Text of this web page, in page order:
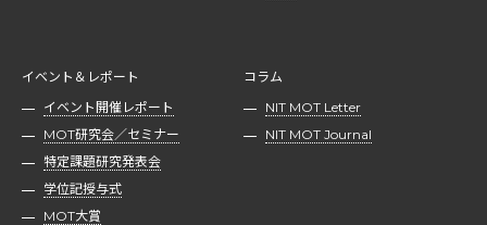
イベント＆レポート
イベント開催レポート
MOT研究会／セミナー
特定課題研究発表会
学位記授与式
MOT大賞
コラム
NIT MOT Letter
NIT MOT Journal